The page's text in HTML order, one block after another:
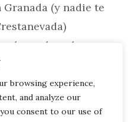
browsing experience,
and analyze our
consent to our use of
(y nadie te
sobre el
(y por qué
es tu mejor